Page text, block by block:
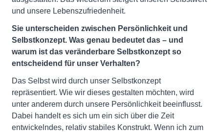
und unsere Lebenszufriedenheit.
Sie unterscheiden zwischen Persönlichkeit und
Selbstkonzept. Was genau bedeutet das – und
warum ist das veränderbare Selbstkonzept so
entscheidend für unser Verhalten?
Das Selbst wird durch unser Selbstkonzept
repräsentiert. Wie wir dieses gestalten möchten, wird
unter anderem durch unsere Persönlichkeit beeinflusst.
Dabei handelt es sich um ein sich über die Zeit
entwickelndes, relativ stabiles Konstrukt. Wenn ich zum